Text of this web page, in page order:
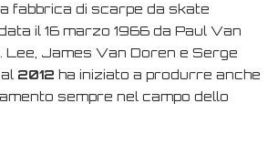
fabbrica di scarpe da skate
il 16 marzo 1966 da Paul Van
Lee, James Van Doren e Serge
2012 ha iniziato a produrre anche
sempre nel campo dello